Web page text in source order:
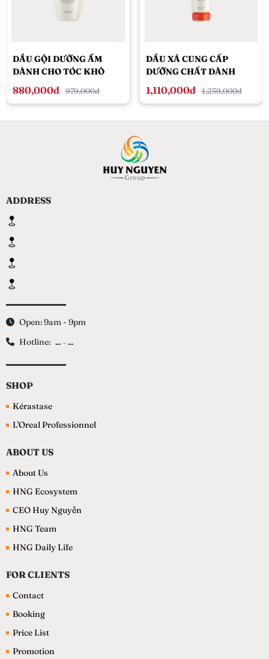
DẦU GỘI DƯỠNG ẨM
DÀNH CHO TÓC KHÔ
250ML
880,000đ 979,000đ
DẦU XẢ CUNG CẤP
DƯỠNG CHẤT DÀNH
KÉRASTASE NUTRITIVE
1,110,000đ 1,239,000đ
ADDRESS
Open: 9am - 9pm
Hotline: ... - ...
SHOP
Kérastase
L'Oreal Professionnel
ABOUT US
About Us
HNG Ecosystem
CEO Huy Nguyễn
HNG Team
HNG Daily Life
FOR CLIENTS
Contact
Booking
Price List
Promotion